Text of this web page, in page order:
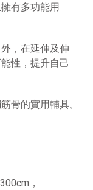
有多功能用
，在延伸及伸
性，提升自己
骨的實用輔具。
，